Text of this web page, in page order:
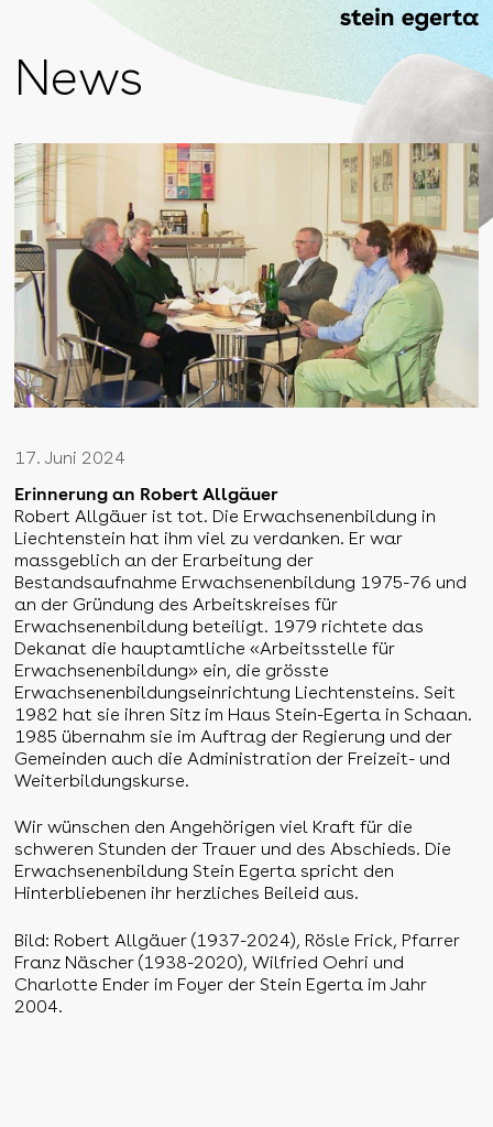
News
17. Juni 2024
Erinnerung an Robert Allgäuer
Robert Allgäuer ist tot. Die Erwachsenenbildung in
Liechtenstein hat ihm viel zu verdanken. Er war
massgeblich an der Erarbeitung der
Bestandsaufnahme Erwachsenenbildung 1975-76 und
an der Gründung des Arbeitskreises für
Erwachsenenbildung beteiligt. 1979 richtete das
Dekanat die hauptamtliche «Arbeitsstelle für
Erwachsenenbildung» ein, die grösste
Erwachsenenbildungseinrichtung Liechtensteins. Seit
1982 hat sie ihren Sitz im Haus Stein-Egerta in Schaan.
1985 übernahm sie im Auftrag der Regierung und der
Gemeinden auch die Administration der Freizeit- und
Weiterbildungskurse.
Wir wünschen den Angehörigen viel Kraft für die
schweren Stunden der Trauer und des Abschieds. Die
Erwachsenenbildung Stein Egerta spricht den
Hinterbliebenen ihr herzliches Beileid aus.
Bild: Robert Allgäuer (1937-2024), Rösle Frick, Pfarrer
Franz Näscher (1938-2020), Wilfried Oehri und
Charlotte Ender im Foyer der Stein Egerta im Jahr
2004.